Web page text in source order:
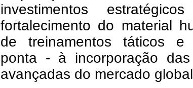
investimentos
fortalecimento do material
de treinamentos táticos e
ponta - à incorporação
avançadas do mercado